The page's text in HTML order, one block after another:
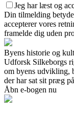
Jeg har læst og
Din tilmelding
accepterer vores
framelde dig uden
Byens historie og
Udforsk Silkeborgs
om byens udvikling,
der har sat sit præg
Åbn e-bogen nu